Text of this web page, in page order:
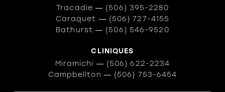
Tracadie ― (506) 395-2280
Caraquet ― (506) 727-4155
Bathurst ― (506) 546-9520
CLINIQUES
Miramichi ― (506) 622-2234
Campbellton ― (506) 753-6454